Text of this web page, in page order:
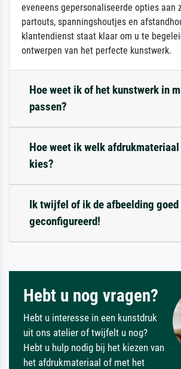
eveneens gepersonaliseerde opties aan
partouts, spanningshoutjes en
klantendienst staat klaar om u te
ontwerpen van het perfecte kunstwerk.
Hoe weet ik of het kunstwerk in
passen?
Hoe weet ik welk
kies?
Ik twijfel of ik de afbeelding goed
geconfigureerd!
Hebt u nog vragen?
Hebt u interesse in een kunstdruk
uit ons atelier of twijfelt u nog?
Hebt u hulp nodig bij het kiezen van
het afdrukmateriaal of met het